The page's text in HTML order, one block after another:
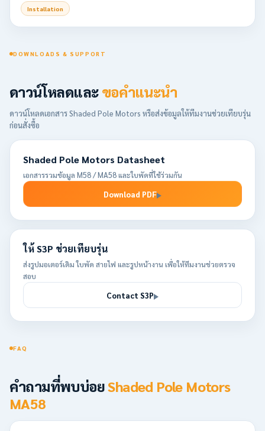
Installation
DOWNLOADS & SUPPORT
ดาวน์โหลดและขอคำแนะนำ
ดาวน์โหลดเอกสาร Shaded Pole Motors หรือส่งข้อมูลให้ทีมงานช่วยเทียบรุ่น
ก่อนสั่งซื้อ
Shaded Pole Motors Datasheet
เอกสารรวมข้อมูล M58 / MA58 และใบพัดที่ใช้ร่วมกัน
Download PDF
ให้ S3P ช่วยเทียบรุ่น
ส่งรูปมอเตอร์เดิม ใบพัด สายไฟ และรูปหน้างาน เพื่อให้ทีมงานช่วยตรวจ
สอบ
Contact S3P
FAQ
คำถามที่พบบ่อยShaded Pole Motors
MA58